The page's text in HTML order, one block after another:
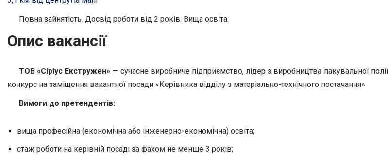
Повна зайнятість. Досвід роботи від 2 років. Вища освіта.
Опис вакансії
ТОВ «Сіріус Екстружен» — сучасне виробниче підприємство, лідер з виробництва пакувальної
конкурс на заміщення вакантної посади «Керівника відділу з матеріально-технічного постачання»
Вимоги до претендентів:
вища професійна (економічна або інженерно-економічна) освіта;
стаж роботи на керівній посаді за фахом не менше 3 років;